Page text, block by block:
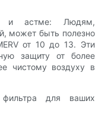
и астме: Людям,
может быть полезно
от 10 до 13. Эти
защиту от более
чистому воздуху в
фильтра для ваших